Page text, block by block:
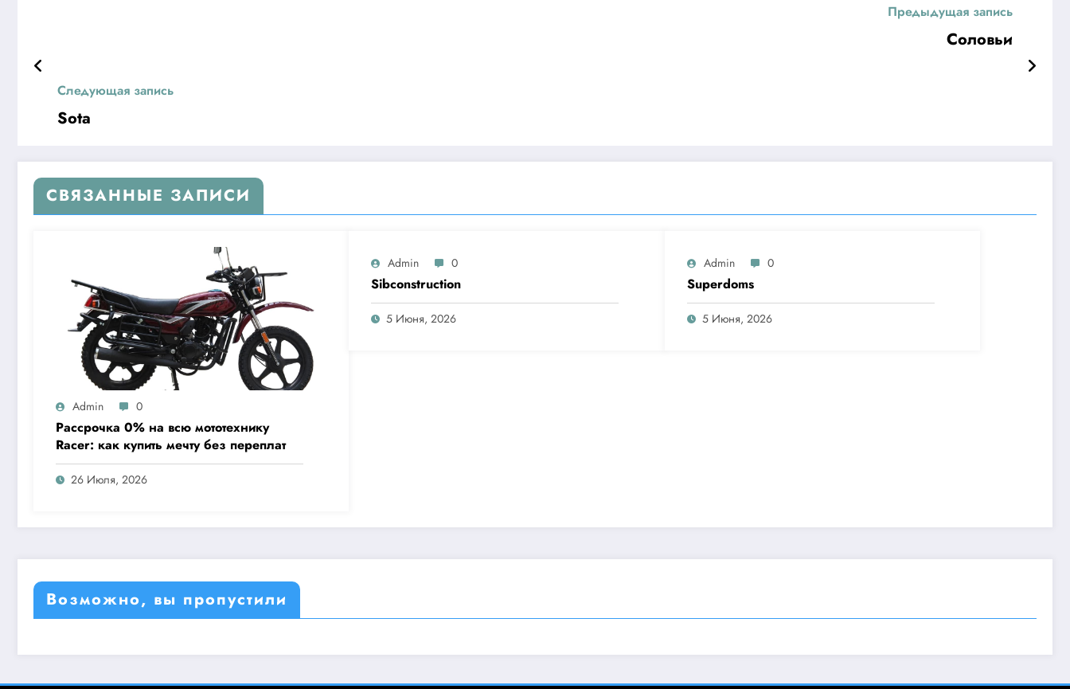
Предыдущая запись
Соловьи
Следующая запись
Sota
СВЯЗАННЫЕ ЗАПИСИ
Admin 0
Рассрочка 0% на всю мототехнику
Racer: как купить мечту без переплат
26 Июля, 2026
Admin 0
Sibconstruction
5 Июня, 2026
Admin 0
Superdoms
5 Июня, 2026
Возможно, вы пропустили